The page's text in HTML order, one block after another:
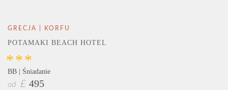
GRECJA | KORFU
POTAMAKI BEACH HOTEL
***
BB | Śniadanie
od £ 495